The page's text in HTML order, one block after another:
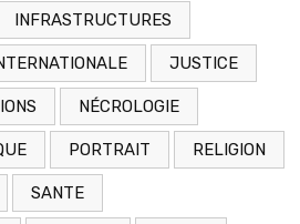
INFRASTRUCTURES
JUSTICE
NÉCROLOGIE
PORTRAIT RELIGION
SANTE